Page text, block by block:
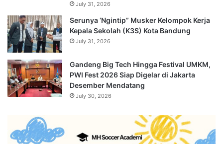
July 31, 2026
Serunya ‘Ngintip” Musker Kelompok Kerja
Kepala Sekolah (K3S) Kota Bandung
July 31, 2026
Gandeng Big Tech Hingga Festival UMKM,
PWI Fest 2026 Siap Digelar di Jakarta
Desember Mendatang
July 30, 2026